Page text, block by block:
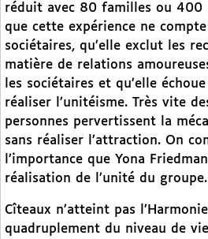
réduit avec 80 familles ou 400
que cette expérience ne
sociétaires, qu’elle exclut les
matière de relations
les sociétaires et qu’elle
réaliser l’unitéisme. Très vite
personnes pervertissent la
sans réaliser l’attraction. On
l’importance que Yona
réalisation de l’unité du groupe.
Cîteaux n’atteint pas
quadruplement du niveau de